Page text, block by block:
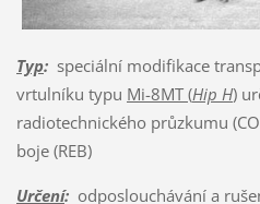
Typ:speciální modifikace
vrtulníku typu Mi-8MT (Hip H)
radiotechnického průzkumu
boje (REB)
Určení:odposlouchávání a